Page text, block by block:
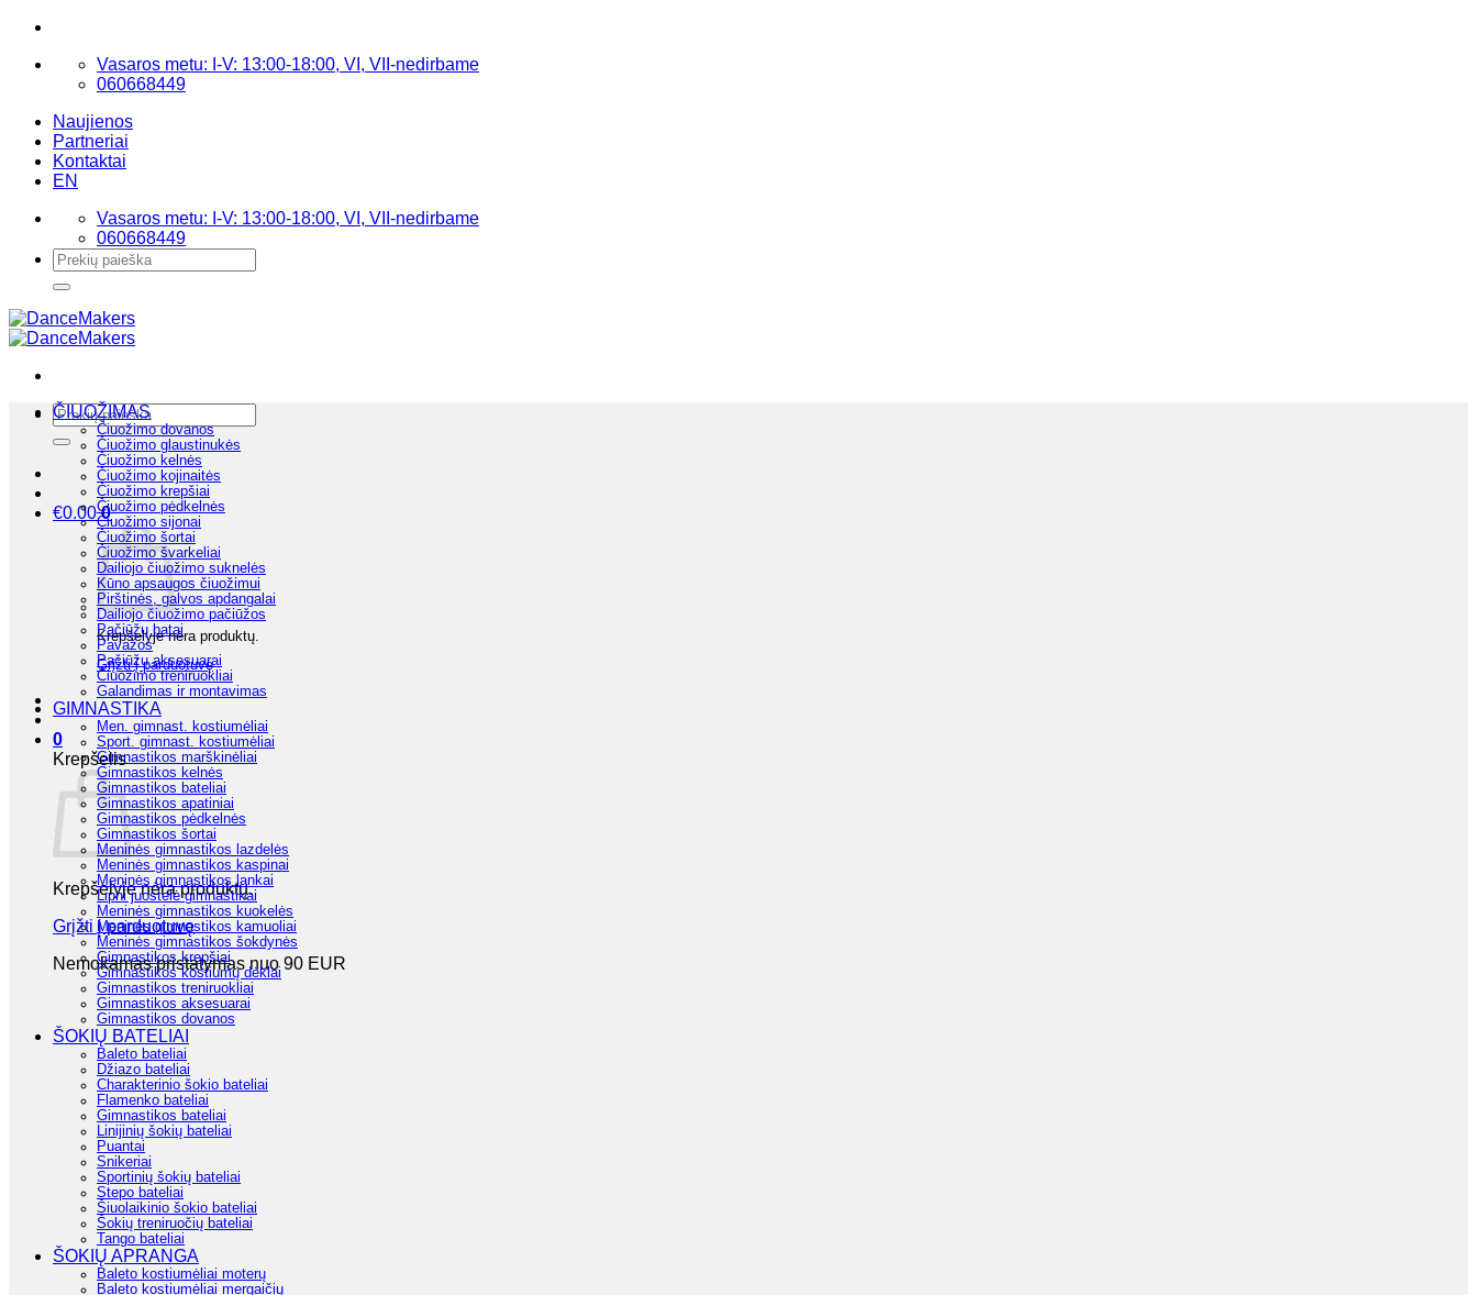
Skip
content
Vasaros metu: I-V: 13:00-18:00, VI, VII-nedirbame
060668449
Naujienos
Partneriai
Kontaktai
EN
Vasaros metu: I-V: 13:00-18:00, VI, VII-nedirbame
060668449
Ieškoti:
Ieškoti:
€0.00 0
Krepšelyje nėra produktų.
Grįžti į parduotuvę
0
Krepšelis
Krepšelyje nėra produktų.
Grįžti į parduotuvę
Nemokamas pristatymas nuo 90 EUR
ČIUOŽIMAS
Čiuožimo dovanos
Čiuožimo glaustinukės
Čiuožimo kelnės
Čiuožimo kojinaitės
Čiuožimo krepšiai
Čiuožimo pėdkelnės
Čiuožimo sijonai
Čiuožimo šortai
Čiuožimo švarkeliai
Dailiojo čiuožimo suknelės
Kūno apsaugos čiuožimui
Pirštinės, galvos apdangalai
Dailiojo čiuožimo pačiūžos
Pačiūžų batai
Pavažos
Pačiūžų aksesuarai
Čiuožimo treniruokliai
Galandimas ir montavimas
GIMNASTIKA
Men. gimnast. kostiumėliai
Sport. gimnast. kostiumėliai
Gimnastikos marškinėliai
Gimnastikos kelnės
Gimnastikos bateliai
Gimnastikos apatiniai
Gimnastikos pėdkelnės
Gimnastikos šortai
Meninės gimnastikos lazdelės
Meninės gimnastikos kaspinai
Meninės gimnastikos lankai
Lipni juostelė gimnastikai
Meninės gimnastikos kuokelės
Meninės gimnastikos kamuoliai
Meninės gimnastikos šokdynės
Gimnastikos krepšiai
Gimnastikos kostiumų dėklai
Gimnastikos treniruokliai
Gimnastikos aksesuarai
Gimnastikos dovanos
ŠOKIŲ BATELIAI
Baleto bateliai
Džiazo bateliai
Charakterinio šokio bateliai
Flamenko bateliai
Gimnastikos bateliai
Linijinių šokių bateliai
Puantai
Snikeriai
Sportinių šokių bateliai
Stepo bateliai
Šiuolaikinio šokio bateliai
Šokių treniruočių bateliai
Tango bateliai
ŠOKIŲ APRANGA
Baleto kostiumėliai moterų
Baleto kostiumėliai mergaičių